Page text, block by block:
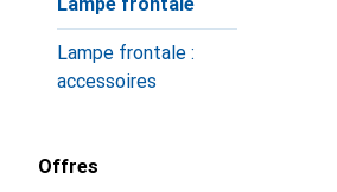
Lampe frontale :
accessoires
Offres